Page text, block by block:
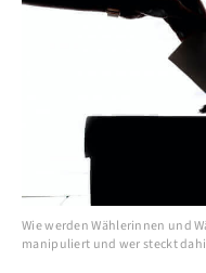
Wie werden Wählerinnen und
manipuliert und wer steckt